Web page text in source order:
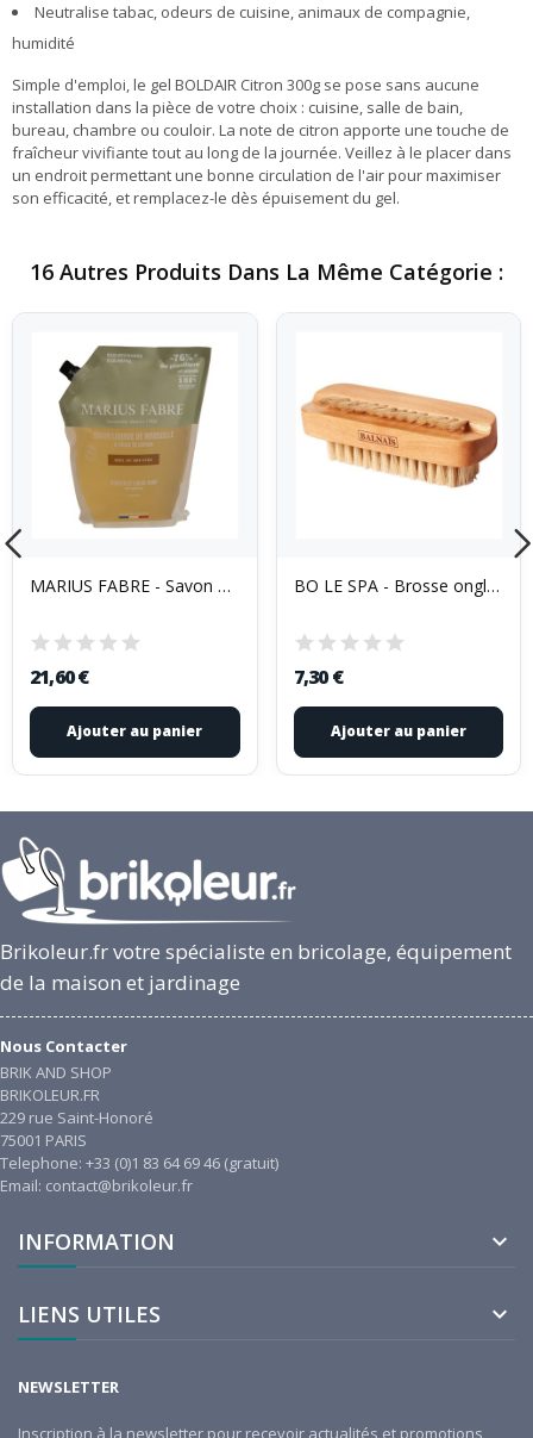
Neutralise tabac, odeurs de cuisine, animaux de compagnie,
humidité
Simple d'emploi, le gel BOLDAIR Citron 300g se pose sans aucune
installation dans la pièce de votre choix : cuisine, salle de bain,
bureau, chambre ou couloir. La note de citron apporte une touche de
fraîcheur vivifiante tout au long de la journée. Veillez à le placer dans
un endroit permettant une bonne circulation de l'air pour maximiser
son efficacité, et remplacez-le dès épuisement du gel.
16 Autres Produits Dans La Même Catégorie :
MARIUS FABRE - Savon Liquide de Marseille Miel...
21,60 €
Ajouter au panier
BO LE SPA - Brosse ongles bois
7,30 €
Ajouter au panier
Brikoleur.fr votre spécialiste en bricolage, équipement
de la maison et jardinage
Nous Contacter
BRIK AND SHOP
BRIKOLEUR.FR
229 rue Saint-Honoré
75001 PARIS
Telephone: +33 (0)1 83 64 69 46 (gratuit)
Email: contact@brikoleur.fr
INFORMATION 
LIENS UTILES 
NEWSLETTER
Inscription à la newsletter pour recevoir actualités et promotions